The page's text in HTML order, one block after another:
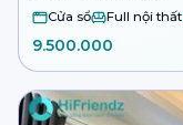
Cửa sổ Full nội thất
9.500.000